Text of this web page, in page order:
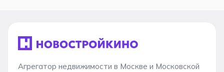
Агрегатор недвижимости в Москве и Московской